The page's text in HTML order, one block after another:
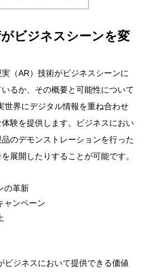
ビジネスシーンを変
（AR）技術がビジネスシーンに
るか、その概要と可能性について
世界にデジタル情報を重ね合わせ
験を提供します。ビジネスにおい
のデモンストレーションを行った
展開したりすることが可能です。
の革新
ャンペーン
ビジネスにおいて提供できる価値